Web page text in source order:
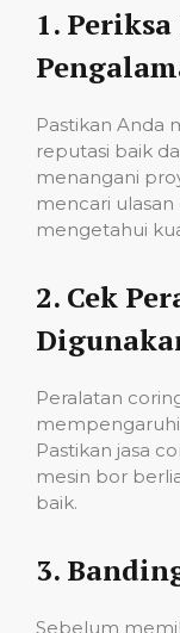
1.
Pastikan Anda
reputasi baik
menangani
mencari
mengetahui
2. Cek
Peralatan
Pastikan jasa
mesin bor
baik.
3.
Sebelum